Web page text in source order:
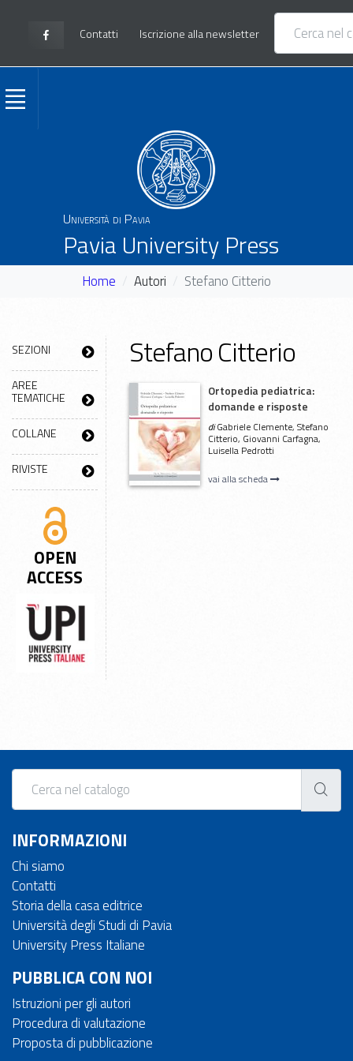
Contatti Iscrizione alla newsletter
Università di Pavia
Pavia University Press
Home Autori Stefano Citterio
SEZIONI
AREE
TEMATICHE
COLLANE
RIVISTE
OPEN
ACCESS
Stefano Citterio
Ortopedia pediatrica:
domande e risposte
diGabriele Clemente, Stefano
Citterio, Giovanni Carfagna,
Luisella Pedrotti
vai alla scheda
INFORMAZIONI
Chi siamo
Contatti
Storia della casa editrice
Università degli Studi di Pavia
University Press Italiane
PUBBLICA CON NOI
Istruzioni per gli autori
Procedura di valutazione
Proposta di pubblicazione